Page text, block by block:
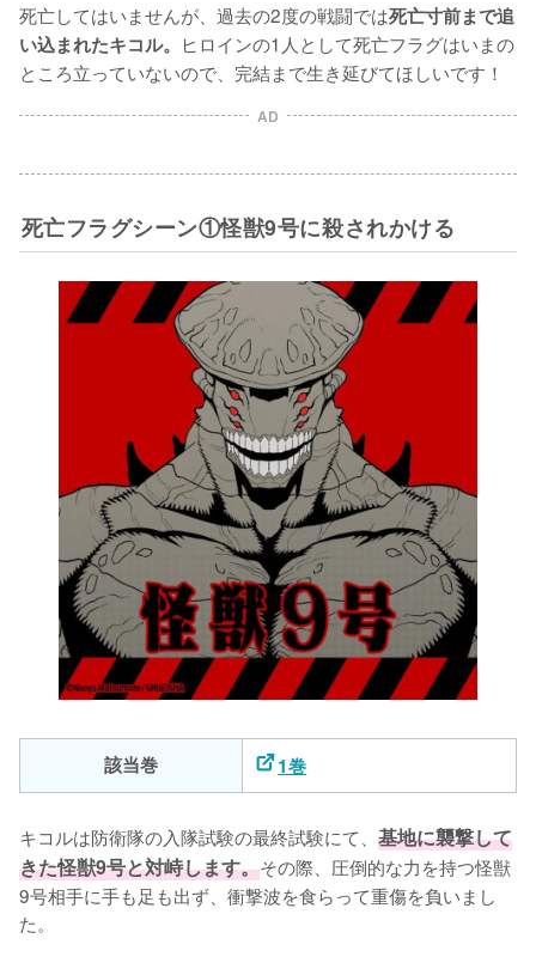
死亡してはいませんが、過去の2度の戦闘では死亡寸前まで追
い込まれたキコル。 ヒロインの1人として死亡フラグはいまの
ところ立っていないので、完結まで生き延びてほしいです！
AD
死亡フラグシーン①怪獣9号に殺されかける
該当巻 1巻
キコルは防衛隊の入隊試験の最終試験にて、 基地に襲撃して
きた怪獣9号と対峙します。その際、圧倒的な力を持つ怪獣
9号相手に手も足も出ず、衝撃波を食らって重傷を負いまし
た。